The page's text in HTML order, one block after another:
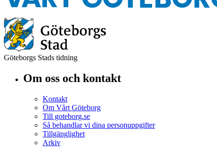
Göteborgs Stads tidning
Om oss och kontakt
Kontakt
Om Vårt Göteborg
Till goteborg.se
Så behandlar vi dina personuppgifter
Tillgänglighet
Arkiv